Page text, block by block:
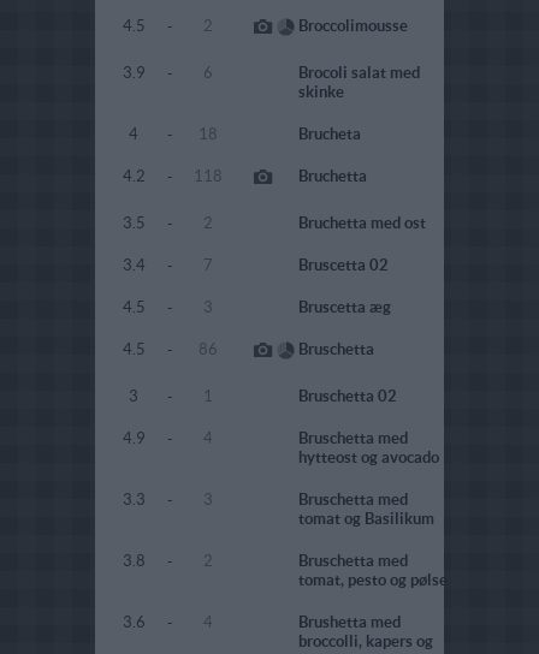
4.5 - 2 Broccolimousse
3.9 - 6
Brocoli salat med
skinke
4 - 18 Brucheta
4.2 - 118 Bruchetta
3.5 - 2 Bruchetta med ost
3.4 - 7 Bruscetta 02
4.5 - 3 Bruscetta æg
4.5 - 86 Bruschetta
3 - 1 Bruschetta 02
4.9 - 4
Bruschetta med
hytteost og avocado
3.3 - 3
Bruschetta med
tomat og Basilikum
3.8 - 2
Bruschetta med
tomat, pesto og pølse
3.6 - 4
Brushetta med
broccolli, kapers og